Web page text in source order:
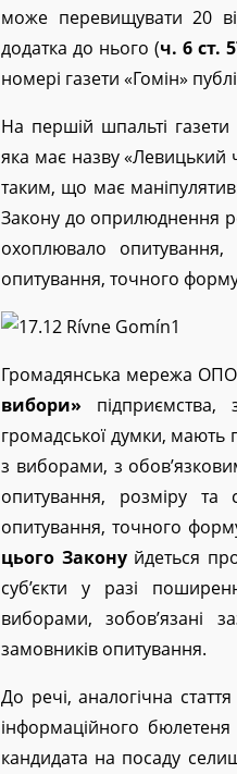
може перевищувати 20
додатка до нього (ч. 6 ст.
номері газети «Гомін»
На першій шпальті газети
яка має назву
таким, що має
Закону до оприлюднення
охоплювало опитування,
опитування, точного
Громадянська мережа
вибори» підприємства,
громадської думки, мають
з виборами, з
опитування, розміру та
опитування, точного
цього Законуйдеться
суб’єкти у разі
виборами, зобов’язані
замовників опитування.
До речі, аналогічна
інформаційного
кандидата на посаду